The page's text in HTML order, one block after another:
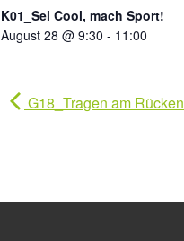
K01_Sei Cool, mach Sport!
August 28 @ 9:30 - 11:00
G18_Tragen am Rücken